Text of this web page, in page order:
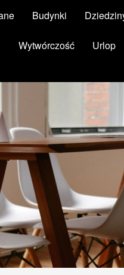
Budynki
Wytwórczość Urlop